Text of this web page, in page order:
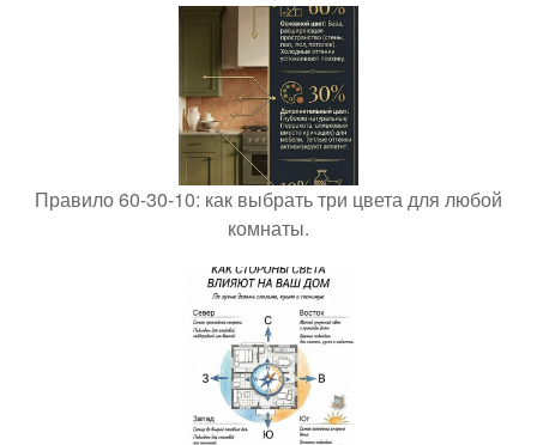
Правило 60-30-10: как выбрать три цвета для любой
комнаты.